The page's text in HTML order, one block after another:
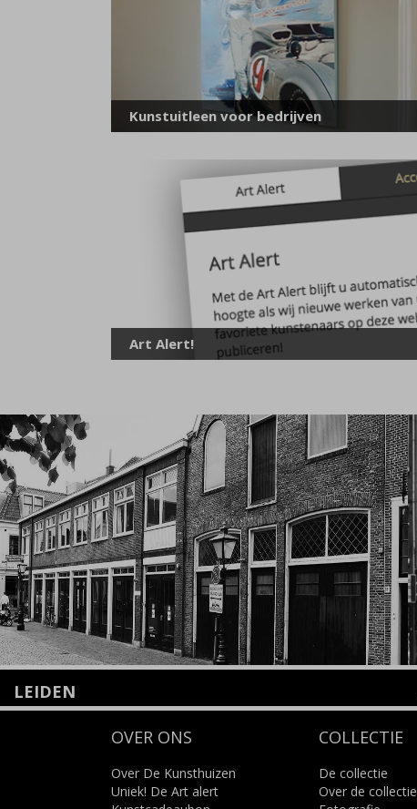
Kunstuitleen voor bedrijven
Art Alert!
LEIDEN
info@kunsthuisleiden.nl
OVER ONS
Over De Kunsthuizen
Uniek! De Art alert
COLLECTIE
De collectie
Over de collectie